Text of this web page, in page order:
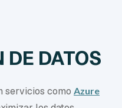
DE DATOS
servicios como Azure